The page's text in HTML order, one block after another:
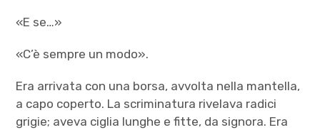
«E se…»
«C’è sempre un modo».
Era arrivata con una borsa, avvolta nella mantella,
a capo coperto. La scriminatura rivelava radici
grigie; aveva ciglia lunghe e fitte, da signora. Era